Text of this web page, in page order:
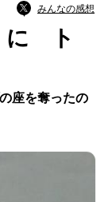
みんなの感想
に ト
座を奪ったの